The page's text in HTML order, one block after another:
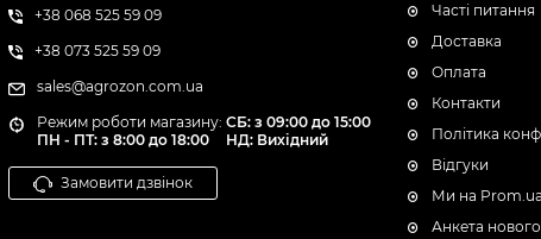
+38 068 525 59 09
+38 073 525 59 09
sales@agrozon.com.ua
Режим роботи магазину:
ПН - ПТ: з 8:00 до 18:00
СБ: з 09:00 до 15:00
НД: Вихідний
Замовити дзвінок
Часті питання
Доставка
Оплата
Контакти
Політика
Відгуки
Ми на Prom.ua
Анкета